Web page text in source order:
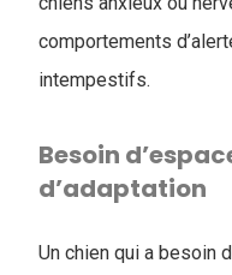
comportements
intempestifs.
Besoin
d’adaptation
Un chien qui a besoin